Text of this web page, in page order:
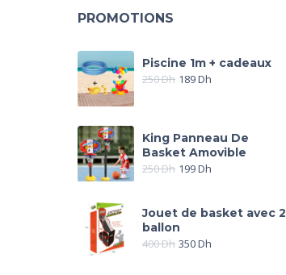
PROMOTIONS
Piscine 1m + cadeaux
250Dh 189Dh
King Panneau De
Basket Amovible
250Dh 199Dh
Jouet de basket avec 2
ballon
400Dh 350Dh